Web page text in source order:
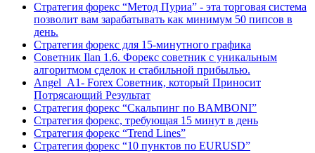
Стратегия форекс “Метод Пуриа” - эта торговая система
позволит вам зарабатывать как минимум 50 пипсов в
день.
Стратегия форекс для 15-минутного графика
Советник Ilan 1.6. Форекс советник с уникальным
алгоритмом сделок и стабильной прибылью.
Angel_A1- Forex Советник, который Приносит
Потрясающий Результат
Стратегия форекс “Скальпинг по BAMBONI”
Стратегия форекс, требующая 15 минут в день
Стратегия форекс “Trend Lines”
Стратегия форекс “10 пунктов по EURUSD”